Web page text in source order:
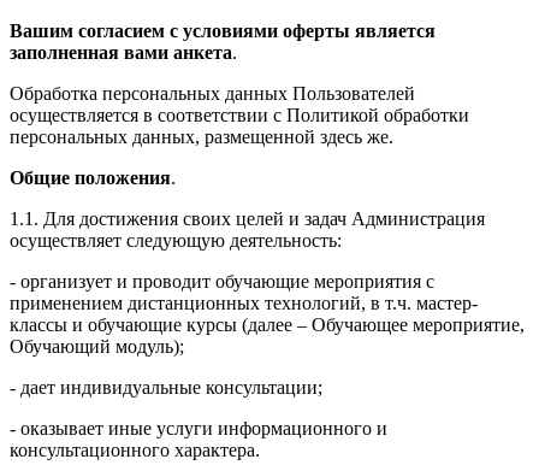
Вашим согласием с условиями оферты является
заполненная вами анкета.
Обработка персональных данных Пользователей
осуществляется в соответствии с Политикой обработки
персональных данных, размещенной здесь же.
Общие положения.
1.1. Для достижения своих целей и задач Администрация
осуществляет следующую деятельность:
- организует и проводит обучающие мероприятия с
применением дистанционных технологий, в т.ч. мастер-
классы и обучающие курсы (далее – Обучающее мероприятие,
Обучающий модуль);
- дает индивидуальные консультации;
- оказывает иные услуги информационного и
консультационного характера.